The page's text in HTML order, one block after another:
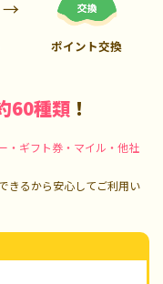
ポイント交換
60種類 ！
・ギフト券・マイル・他社
きるから安心してご利用い